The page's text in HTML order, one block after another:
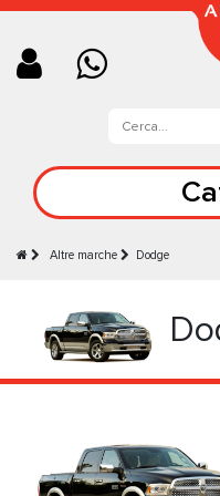
Altre marche Dodge